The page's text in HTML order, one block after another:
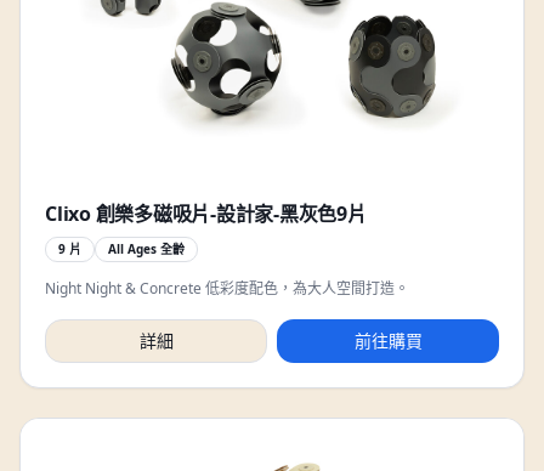
Clixo 創樂多磁吸片-設計家-黑灰色9片
9 片 All Ages 全齡
Night Night & Concrete 低彩度配色，為大人空間打造。
詳細 前往購買